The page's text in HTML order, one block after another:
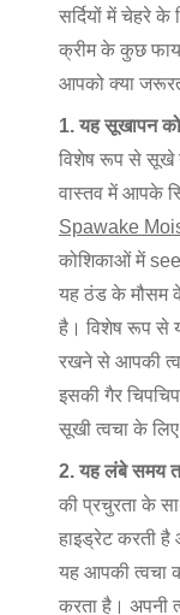
सर्दियों में चेहरे
क्रीम के कुछ
आपको क्या
1. यह सूखापन
विशेष रूप से सूखे
वास्तव में आपके
Spawake
कोशिकाओं में
यह ठंड के मौसम के
है। विशेष रूप से
रखने से आपकी
इसकी गैर
सूखी त्वचा के
2. यह लंबे समय
की प्रचुरता के
हाइड्रेट करती
यह आपकी त्वचा
करता है। अपनी